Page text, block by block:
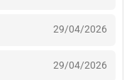
29/04/2026
29/04/2026